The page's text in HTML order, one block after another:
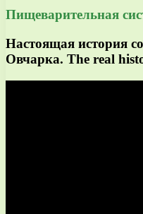
Пищеварительная
Настоящая история
Овчарка. The real